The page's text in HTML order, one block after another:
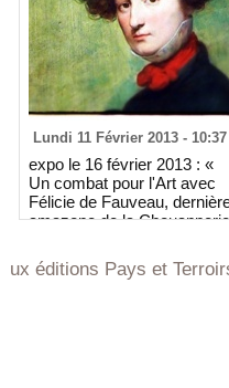
Lundi 11 Février 2013 - 10:37
expo le 16 février 2013 : «
Un combat pour l'Art avec
Félicie de Fauveau,
amazone de la Chouannerie
Pays et Terroirs «